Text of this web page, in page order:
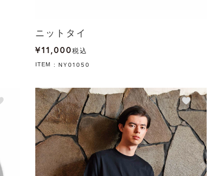
ニットタイ
¥11,000税込
ITEM NY01050